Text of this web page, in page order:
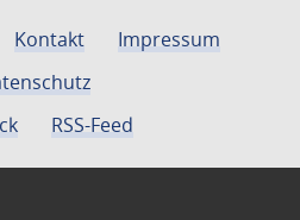
Kontakt
Impressum
RSS-Feed